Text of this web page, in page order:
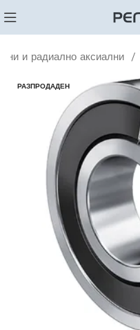
и радиално аксиални
РАЗПРОДАДЕН